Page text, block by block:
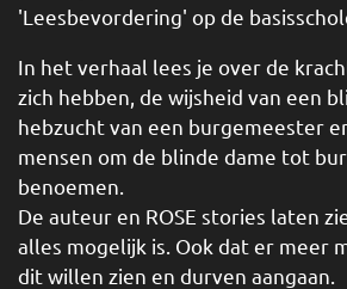
'Leesbevordering' op de
In het verhaal lees je over de
zich hebben, de wijsheid van een
hebzucht van een burgemeester
mensen om de blinde dame tot
benoemen.
De auteur en ROSE stories laten
alles mogelijk is. Ook dat er meer
dit willen zien en durven aangaan.